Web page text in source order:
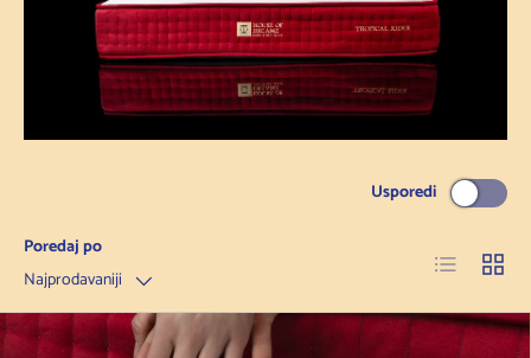
Poredaj po
Najprodavaniji
Usporedi
Popis Mreža